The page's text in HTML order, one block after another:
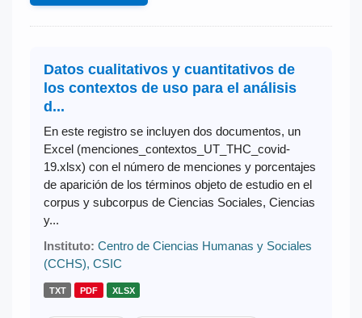
Datos cualitativos y cuantitativos de
los contextos de uso para el análisis
d...
En este registro se incluyen dos documentos, un
Excel (menciones_contextos_UT_THC_covid-
19.xlsx) con el número de menciones y porcentajes
de aparición de los términos objeto de estudio en el
corpus y subcorpus de Ciencias Sociales, Ciencias
y...
Instituto: Centro de Ciencias Humanas y Sociales
(CCHS), CSIC
TXT PDF XLSX